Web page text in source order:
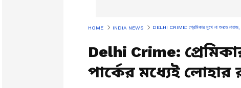
HOME INDIA NEWS DELHI CRIME: প্রেমিকার মুখে না শুনতে নারাজ,
Delhi Crime:
পার্কের মধ্যেই লোহার